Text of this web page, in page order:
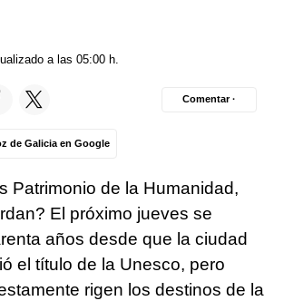
a las 05:00 h.
de Galicia en Google
Comentar ·
Patrimonio de la Humanidad,
El próximo jueves se
años desde que la ciudad
el título de la Unesco, pero
rigen los destinos de la